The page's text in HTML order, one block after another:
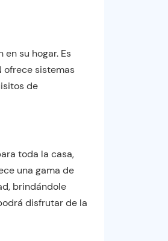
su hogar. Es
ofrece sistemas
de
toda la casa,
una gama de
brindándole
disfrutar de la